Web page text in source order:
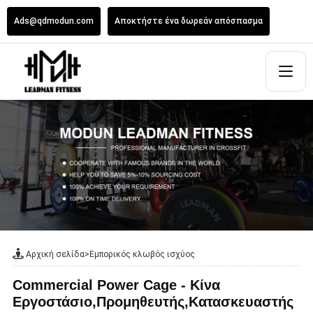
Ads@qdmodun.com Αποκτήστε ένα δωρεάν απόσπασμα
Αρχική σελίδα>Εμπορικός κλωβός ισχύος
Commercial Power Cage - Κίνα
Εργοστάσιο,Προμηθευτής,Κατασκευαστής